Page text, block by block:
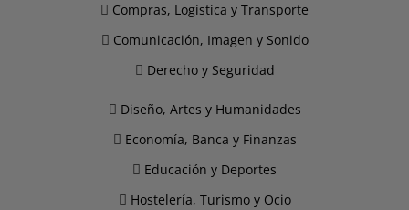
Compras, Logística y Transporte
Comunicación, Imagen y Sonido
Derecho y Seguridad
Diseño, Artes y Humanidades
Economía, Banca y Finanzas
Educación y Deportes
Hostelería, Turismo y Ocio